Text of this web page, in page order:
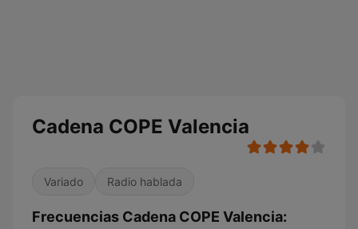
Cadena COPE Valencia
Variado Radio hablada
Frecuencias Cadena COPE Valencia: